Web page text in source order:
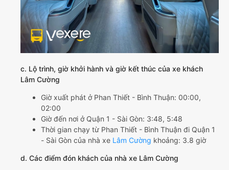
c. Lộ trình, giờ khởi hành và giờ kết thúc của xe khách
Lâm Cường
Giờ xuất phát ở Phan Thiết - Bình Thuận: 00:00,
02:00
Giờ đến nơi ở Quận 1 - Sài Gòn: 3:48, 5:48
Thời gian chạy từ Phan Thiết - Bình Thuận đi Quận 1
- Sài Gòn của nhà xe Lâm Cường khoảng: 3.8 giờ
d. Các điểm đón khách của nhà xe Lâm Cường